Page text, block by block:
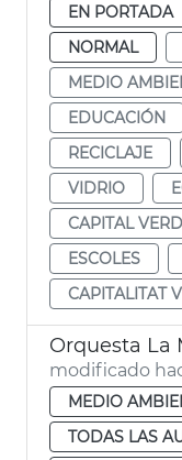
EN PORTADA
NORMAL
MEDIO
EDUCACIÓN
RECICLAJE
VIDRIO
CAPITAL
ESCOLES
CAPITALITAT
modificado
MEDIO
TODAS LAS